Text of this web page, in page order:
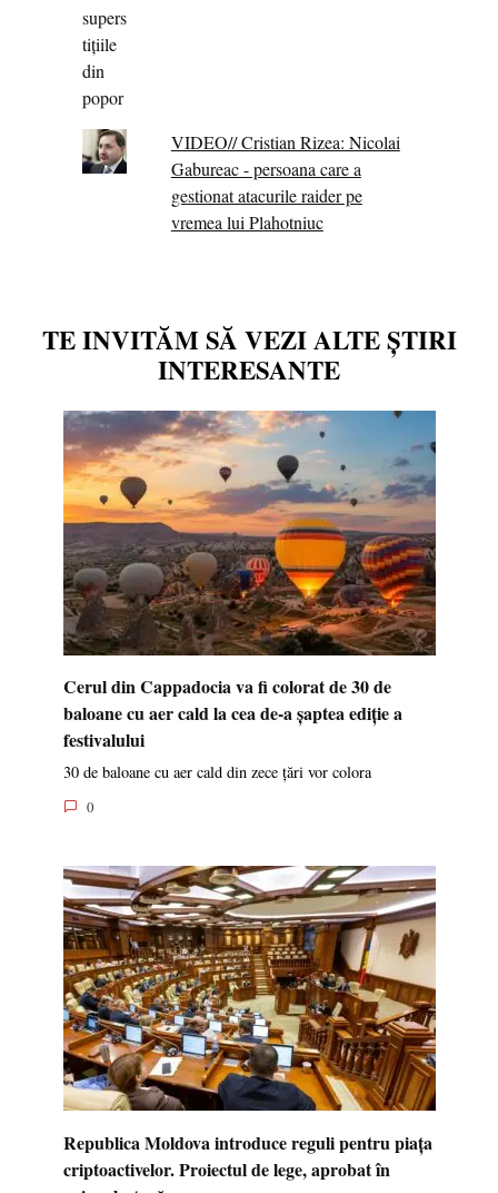
VIDEO// Cristian Rizea: Nicolai
Gabureac - persoana care a
gestionat atacurile raider pe
vremea lui Plahotniuc
TE INVITĂM SĂ VEZI ALTE ȘTIRI
INTERESANTE
Cerul din Cappadocia va fi colorat de 30 de
baloane cu aer cald la cea de-a șaptea ediție a
festivalului
30 de baloane cu aer cald din zece țări vor colora
0
Republica Moldova introduce reguli pentru piața
criptoactivelor. Proiectul de lege, aprobat în